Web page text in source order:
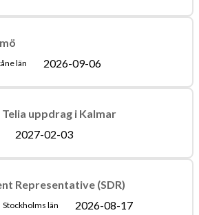
län 2026-09-06
uppdrag i Kalmar
2027-02-03
Representative (SDR)
Stockholms län 2026-08-17